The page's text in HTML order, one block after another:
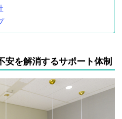
安を解消するサポート体制